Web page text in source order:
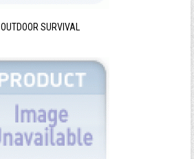
OUTDOOR SURVIVAL